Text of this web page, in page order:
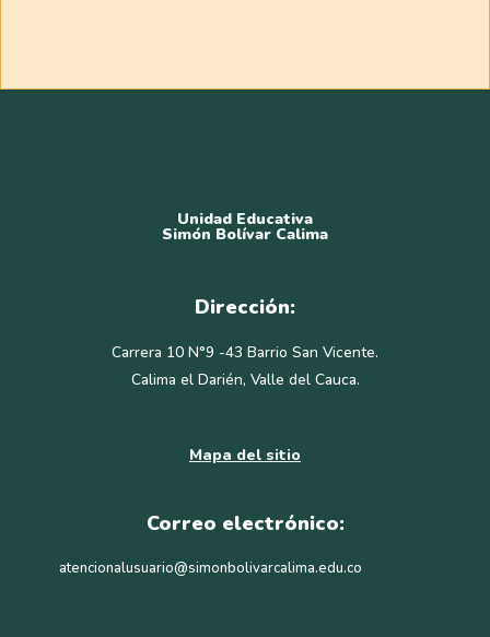
Unidad Educativa
Simón Bolívar Calima
Dirección:
Carrera 10 N°9 -43 Barrio San Vicente.
Calima el Darién, Valle del Cauca.
Mapa del sitio
Correo electrónico:
atencionalusuario@simonbolivarcalima.edu.co